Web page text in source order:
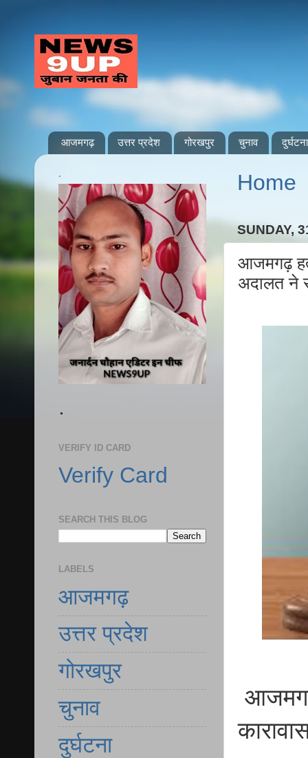
आजमगढ़ उत्तर प्रदेश गोरखपुर चुनाव दुर्घटना
Home
SUNDAY,
आजमगढ़
अदालत ने
.
.
VERIFY ID CARD
Verify Card
SEARCH THIS BLOG
LABELS
आजमगढ़
उत्तर प्रदेश
गोरखपुर
चुनाव
दुर्घटना